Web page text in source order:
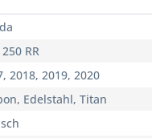
250 RR
2018, 2019, 2020
Edelstahl, Titan